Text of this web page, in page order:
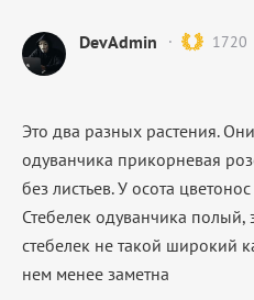
DevAdmin 1720
Это два разных растения.
одуванчика прикорневая
без листьев. У осота
Стебелек одуванчика полый,
стебелек не такой широкий
нем менее заметна